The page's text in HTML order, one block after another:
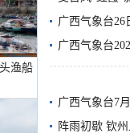
渔船
有较强降雨
广西气象台26
广西气象台
预警
广西气象台7
阵雨初歇 钦